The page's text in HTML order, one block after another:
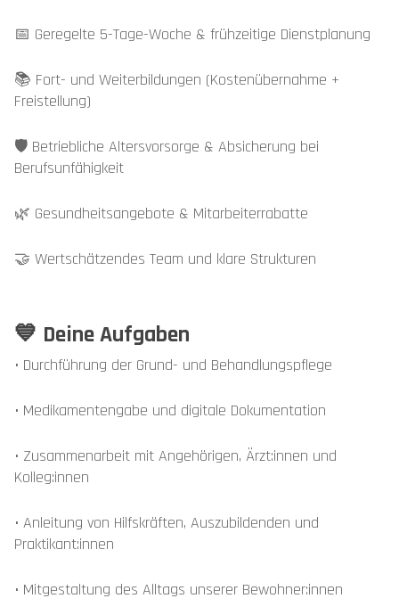
📅 Geregelte 5-Tage-Woche & frühzeitige Dienstplanung
📚 Fort- und Weiterbildungen (Kostenübernahme +
Freistellung)
🛡️ Betriebliche Altersvorsorge & Absicherung bei
Berufsunfähigkeit
🌿 Gesundheitsangebote & Mitarbeiterrabatte
🤝 Wertschätzendes Team und klare Strukturen
💙 Deine Aufgaben
• Durchführung der Grund- und Behandlungspflege
• Medikamentengabe und digitale Dokumentation
• Zusammenarbeit mit Angehörigen, Ärzt:innen und
Kolleg:innen
• Anleitung von Hilfskräften, Auszubildenden und
Praktikant:innen
• Mitgestaltung des Alltags unserer Bewohner:innen